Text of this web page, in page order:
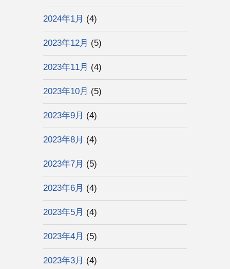
2024年1月 (4)
2023年12月 (5)
2023年11月 (4)
2023年10月 (5)
2023年9月 (4)
2023年8月 (4)
2023年7月 (5)
2023年6月 (4)
2023年5月 (4)
2023年4月 (5)
2023年3月 (4)